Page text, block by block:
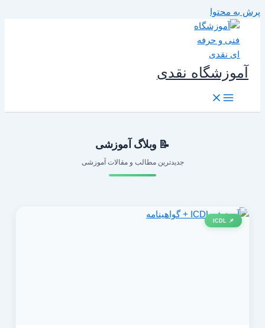
به محتوا
آموزشگاه نقدی
📝 وبلاگ آموزشی
جدیدترین مطالب و مقالات آموزشی
📌 ICDL